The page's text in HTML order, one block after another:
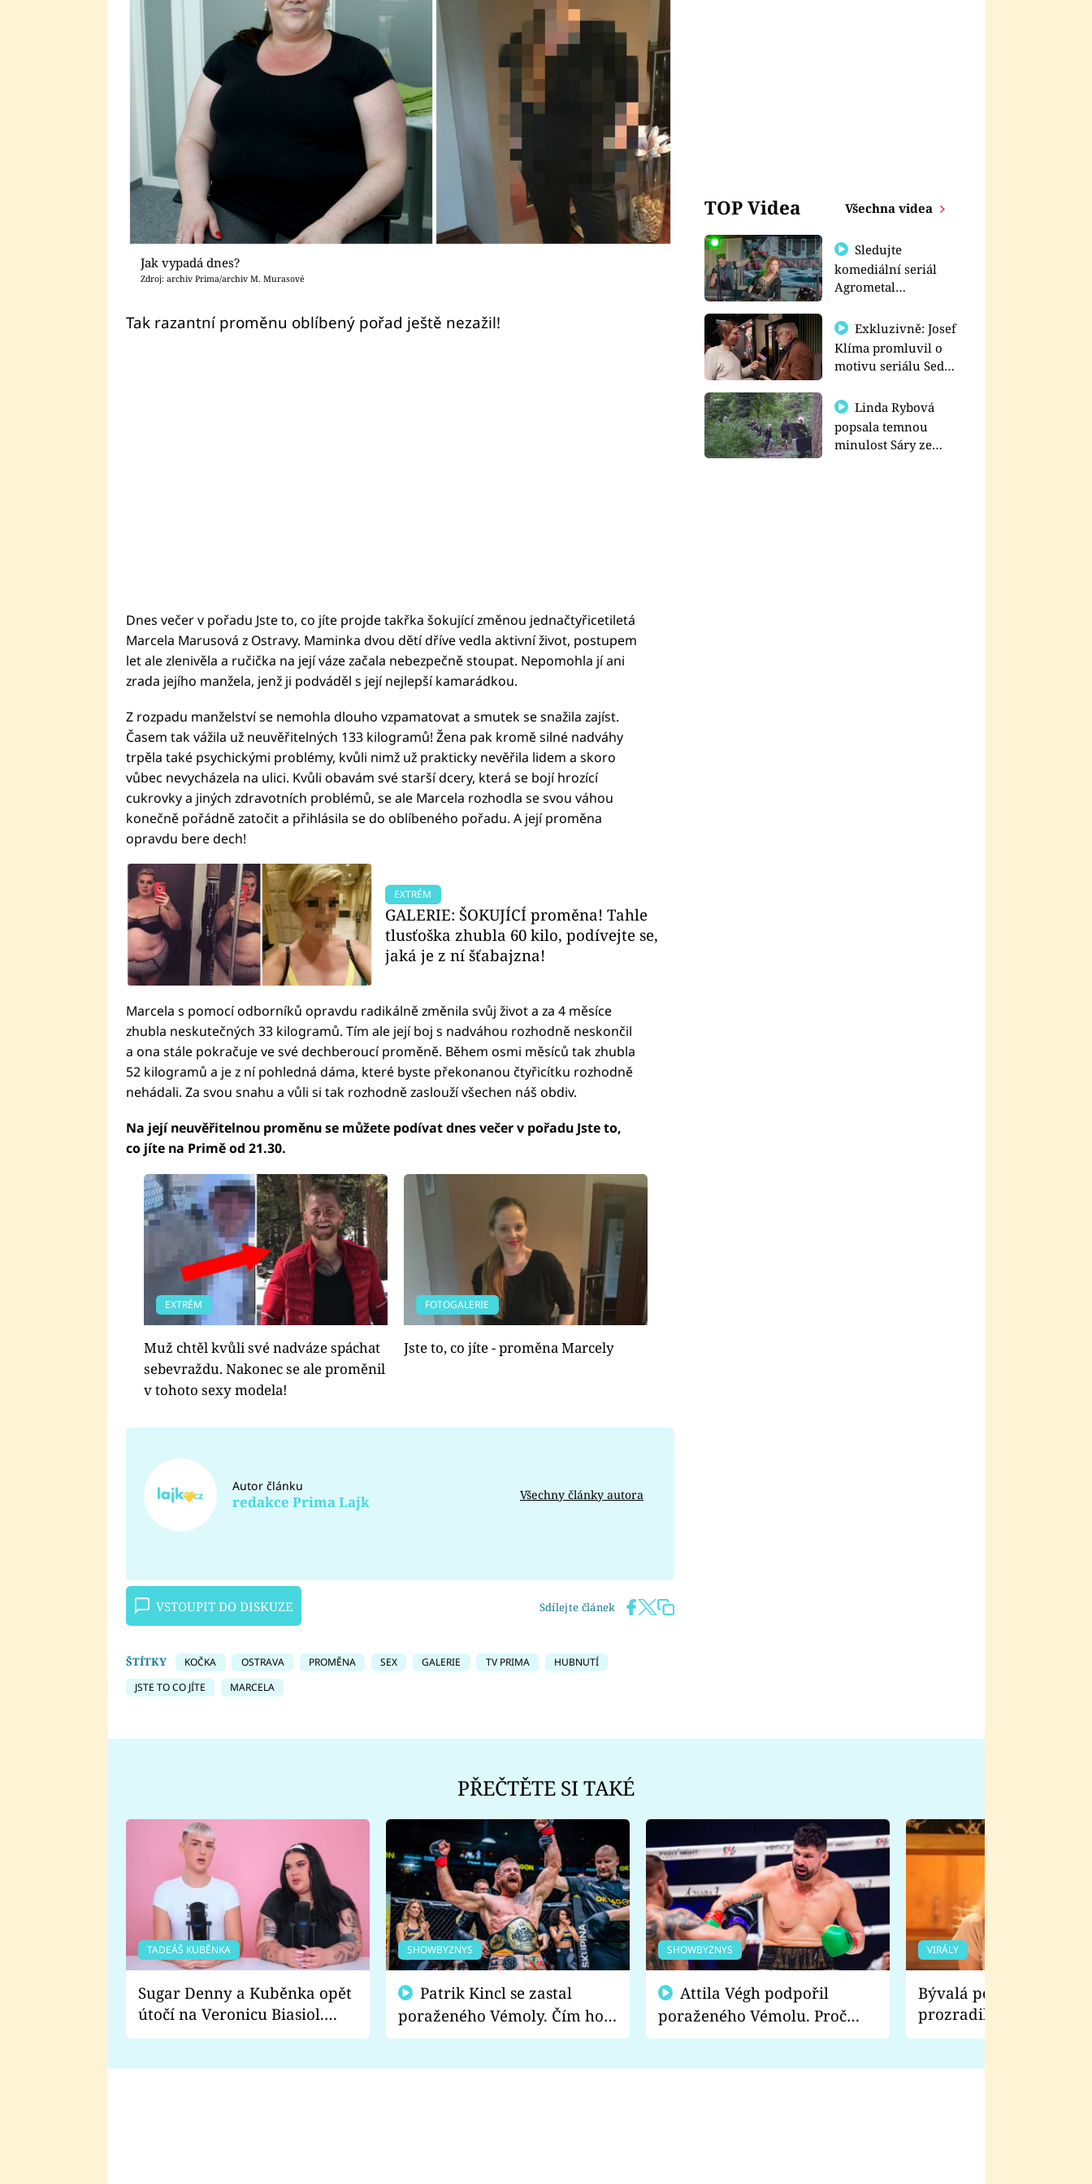
Jak vypadá dnes?
Zdroj: archiv Prima/archiv M. Murasové
Tak razantní proměnu oblíbený pořad ještě nezažil!
Dnes večer v pořadu Jste to, co jíte projde takřka šokující změnou jednačtyřicetiletá
Marcela Marusová z Ostravy. Maminka dvou dětí dříve vedla aktivní život, postupem
let ale zlenivěla a ručička na její váze začala nebezpečně stoupat. Nepomohla jí ani
zrada jejího manžela, jenž ji podváděl s její nejlepší kamarádkou.
Z rozpadu manželství se nemohla dlouho vzpamatovat a smutek se snažila zajíst.
Časem tak vážila už neuvěřitelných 133 kilogramů! Žena pak kromě silné nadváhy
trpěla také psychickými problémy, kvůli nimž už prakticky nevěřila lidem a skoro
vůbec nevycházela na ulici. Kvůli obavám své starší dcery, která se bojí hrozící
cukrovky a jiných zdravotních problémů, se ale Marcela rozhodla se svou váhou
konečně pořádně zatočit a přihlásila se do oblíbeného pořadu. A její proměna
opravdu bere dech!
EXTRÉM
GALERIE: ŠOKUJÍCÍ proměna! Tahle
tlusťoška zhubla 60 kilo, podívejte se,
jaká je z ní šťabajzna!
Marcela s pomocí odborníků opravdu radikálně změnila svůj život a za 4 měsíce
zhubla neskutečných 33 kilogramů. Tím ale její boj s nadváhou rozhodně neskončil
a ona stále pokračuje ve své dechberoucí proměně. Během osmi měsíců tak zhubla
52 kilogramů a je z ní pohledná dáma, které byste překonanou čtyřicítku rozhodně
nehádali. Za svou snahu a vůli si tak rozhodně zaslouží všechen náš obdiv.
Na její neuvěřitelnou proměnu se můžete podívat dnes večer v pořadu Jste to,
co jíte na Primě od 21.30.
EXTRÉM
Muž chtěl kvůli své nadváze spáchat
sebevraždu. Nakonec se ale proměnil
v tohoto sexy modela!
FOTOGALERIE
Jste to, co jíte - proměna Marcely
Autor článku
redakce Prima Lajk Všechny články autora
VSTOUPIT DO DISKUZE Sdílejte článek
ŠTÍTKY KOČKA OSTRAVA PROMĚNA SEX GALERIE TV PRIMA
HUBNUTÍ
JSTE TO CO JÍTE
MARCELA
TOP Videa Všechna videa
Sledujte
komediální seriál
Agrometal
prima+
Exkluzivně: Josef
Klíma promluvil o
motivu seriálu Sedm
Linda Rybová
popsala temnou
minulost Sáry ze
PŘEČTĚTE SI TAKÉ
TADEÁŠ KUBĚNKA
Sugar Denny a Kuběnka opět
útočí na Veronicu Biasiol.
Proč je podle nich falešná a
SHOWBYZNYS
poraženého Vémoly. Čím ho
fanoušci naštvali?
SHOWBYZNYS
poraženého Vémolu. Proč
chce raději zápasit s ním než
VIRÁLY
Bývalá pornoherečka
prozradila, co ji
natáčení Euforie.